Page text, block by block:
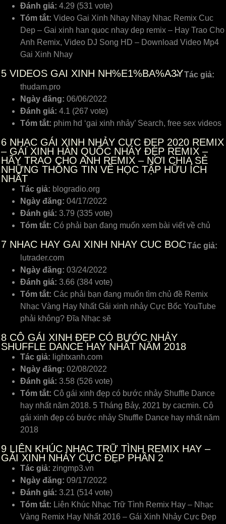
Đánh giá: 4.29 (531 vote)
Tóm tắt: Video Gai Xinh Nhay Nhay Nhac Remix Cuc
Dep – Gai xinh han quoc nhay dep remix – Hay Trao Cho
Anh Remix, Video DJ Song HD – Download Video Mp4
Gai Xinh Nhay
5 VIDEOS GAI XINH NH%E1%BA%A3YTác giả:
thudam.pro
Ngày đăng: 06/06/2022
Đánh giá: 4.1 (267 vote)
Tóm tắt: phim hd ‘gai xinh nhảy’ Search, free sex videos
6 NHẠC GÁI XINH NHẢY CỰC ĐẸP 2020 REMIX
– GÁI XINH HÀN QUỐC NHẢY ĐẸP REMIX –
HÃY TRAO CHO ANH REMIX – NƠI CHIA SẺ
NHỮNG THÔNG TIN VỀ HỌC TẬP HỮU ÍCH
NHẤT
Tác giả: blogradio.org
Ngày đăng: 04/17/2022
Đánh giá: 3.79 (335 vote)
Tóm tắt: Có phải bạn đang muốn xem bài viết về chủ
7 NHAC HAY GAI XINH NHAY CUC BOCTác giả:
lutrader.com
Ngày đăng: 03/24/2022
Đánh giá: 3.66 (384 vote)
Tóm tắt: Các phải bạn đang muốn tìm chủ đề Remix
Nhạc Vàng Hay Nhất Gái xinh nhảy Cực Bốc YouTube
phải không? Đĩa Nhạc sẽ
8 CÔ GÁI XINH ĐẸP CÓ BƯỚC NHẢY
SHUFFLE DANCE HAY NHẤT NĂM 2018
Tác giả: lightxanh.com
Ngày đăng: 02/08/2022
Đánh giá: 3.58 (526 vote)
Tóm tắt: Cô gái xinh đẹp có bước nhảy Shuffle Dance
hay nhất năm 2018. 5 Tháng Bảy, 2021 by cacmin. Cô
gái xinh đẹp có bước nhảy Shuffle Dance hay nhất năm
2018
9 LIÊN KHÚC NHẠC TRỮ TÌNH REMIX HAY –
GÁI XINH NHẢY CỰC ĐẸP PHẦN 2
Tác giả: zingmp3.vn
Ngày đăng: 09/17/2022
Đánh giá: 3.21 (514 vote)
Tóm tắt: Liên Khúc Nhạc Trữ Tình Remix Hay – Nhạc
Vàng Remix Hay Nhất 2016 – Gái Xinh Nhảy Cực Đẹp